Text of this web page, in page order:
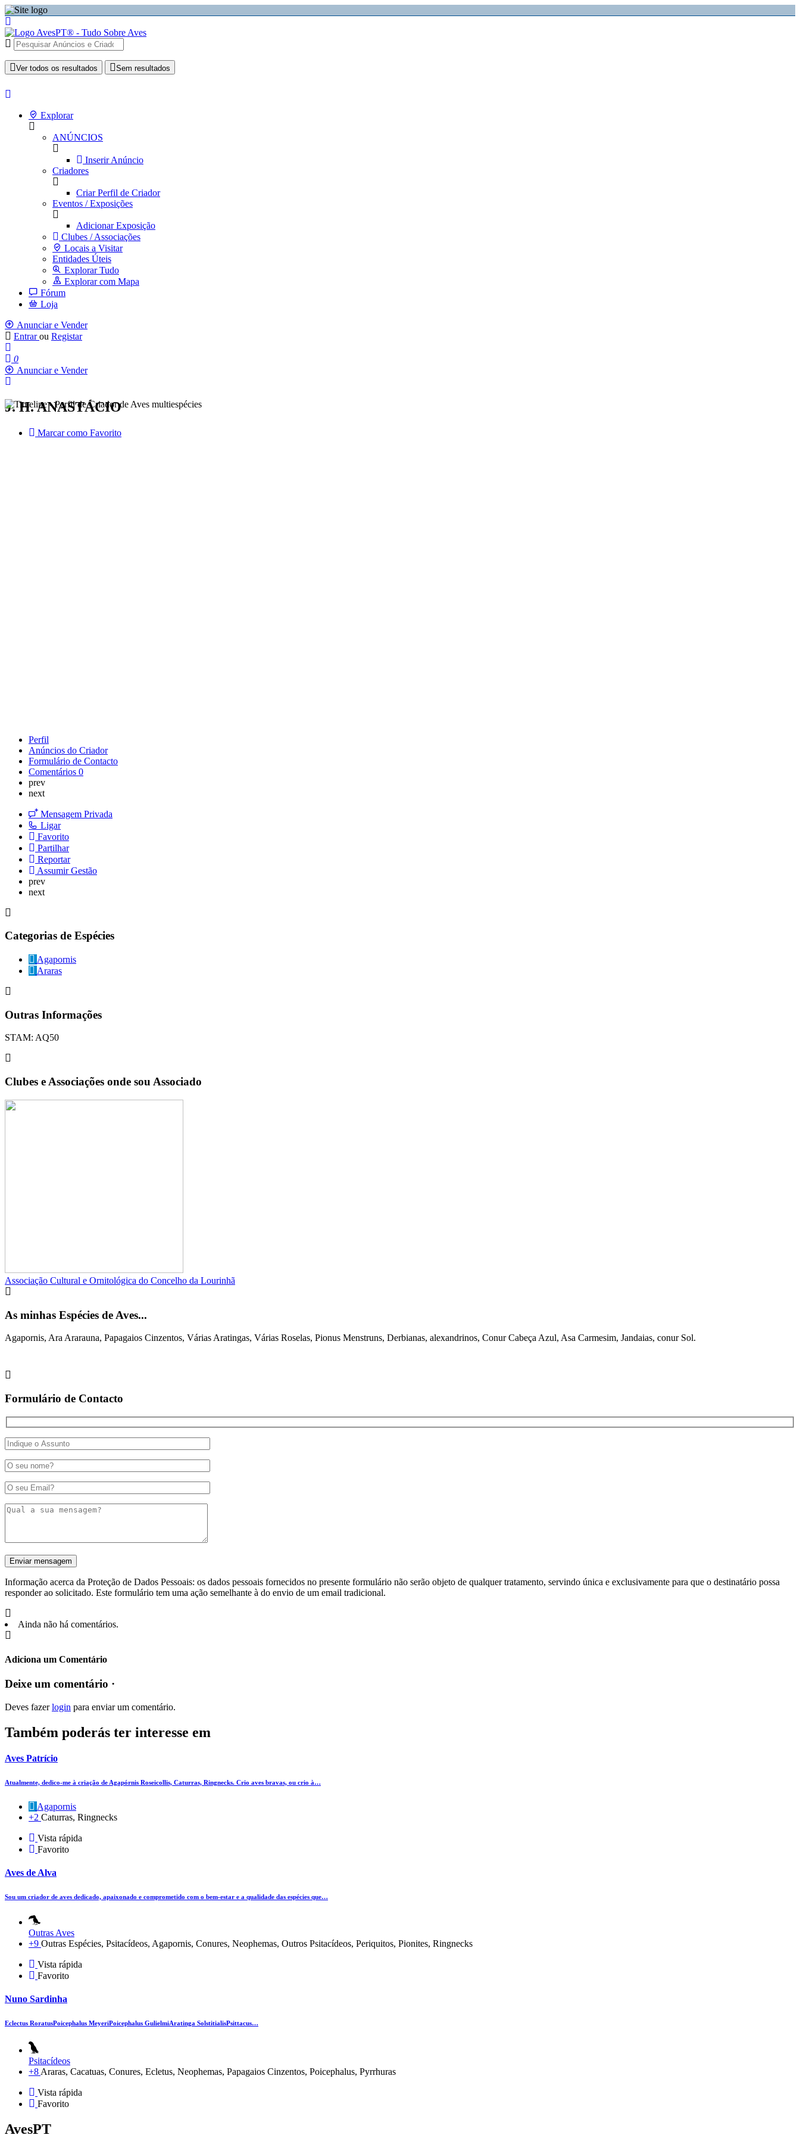
Ver todos os resultados Sem resultados
Explorar
ANÚNCIOS
Inserir Anúncio
Criadores
Criar Perfil de Criador
Eventos / Exposições
Adicionar Exposição
Clubes / Associações
Locais a Visitar
Entidades Úteis
Explorar Tudo
Explorar com Mapa
Fórum
Loja
Anunciar e Vender
Entrarou Registar
0
Anunciar e Vender
J. H. ANASTÁCIO
Marcar como Favorito
Perfil
Anúncios do Criador
Formulário de Contacto
Comentários 0
prev
next
Mensagem Privada
Ligar
Favorito
Partilhar
Reportar
Assumir Gestão
prev
next
Categorias de Espécies
Agapornis
Araras
Outras Informações
STAM: AQ50
Clubes e Associações onde sou Associado
Associação Cultural e Ornitológica do Concelho da Lourinhã
As minhas Espécies de Aves...
Agapornis, Ara Ararauna, Papagaios Cinzentos, Várias Aratingas, Várias Roselas, Pionus Menstruns, Derbianas, alexandrinos, Conur Cabeça Azul, Asa Carmesim, Jandaias, conur Sol.
Formulário de Contacto
Informação acerca da Proteção de Dados Pessoais: os dados pessoais fornecidos no presente formulário não serão objeto de qualquer tratamento, servindo única e exclusivamente para que o destinatário possa
responder ao solicitado. Este formulário tem uma ação semelhante à do envio de um email tradicional.
Ainda não há comentários.
Adiciona um Comentário
Deixe um comentário ·
Deves fazerlogin para enviar um comentário.
Também poderás ter interesse em
Aves Patrício
Atualmente, dedico-me à criação de Agapórnis Roseicollis, Caturras, Ringnecks. Crio aves bravas, ou crio à…
Agapornis
+2 Caturras, Ringnecks
Vista rápida
Favorito
Aves de Alva
Sou um criador de aves dedicado, apaixonado e comprometido com o bem-estar e a qualidade das espécies que…
Outras Aves
+9 Outras Espécies, Psitacídeos, Agapornis, Conures, Neophemas, Outros Psitacídeos, Periquitos, Pionites, Ringnecks
Vista rápida
Favorito
Nuno Sardinha
Eclectus RoratusPoicephalus MeyeriPoicephalus GulielmiAratinga SolstitialisPsittacus…
Psitacídeos
+8 Araras, Cacatuas, Conures, Ecletus, Neophemas, Papagaios Cinzentos, Poicephalus, Pyrrhuras
Vista rápida
Favorito
AvesPT